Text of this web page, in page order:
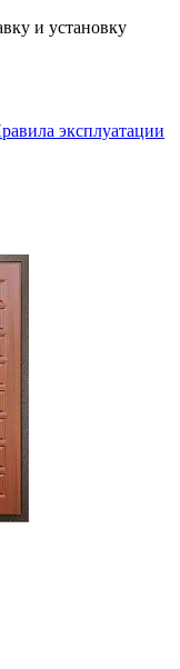
и установку
эксплуатации